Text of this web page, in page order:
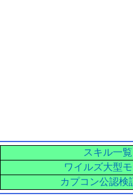
スキル一
ワイルズ大型
カプコン公認検